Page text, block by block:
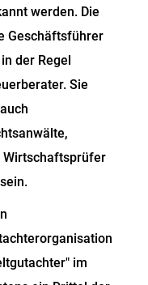
werden. Die
Geschäftsführer
der Regel
Sie
im